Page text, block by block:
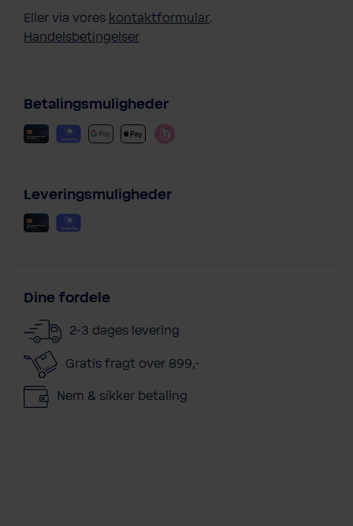
Eller via vores kontaktformular.
Handelsbetingelser
Betalingsmuligheder
Leveringsmuligheder
Dine fordele
2-3 dages levering
Gratis fragt over 899,-
Nem & sikker betaling